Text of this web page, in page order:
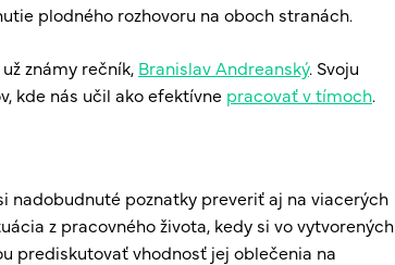
plodného rozhovoru na oboch stranách.
známy rečník, Branislav Andreanský. Svoju
kde nás učil ako efektívne pracovať v tímoch.
poznatky preveriť aj na viacerých
z pracovného života, kedy si vo vytvorených
prediskutovať vhodnosť jej oblečenia na